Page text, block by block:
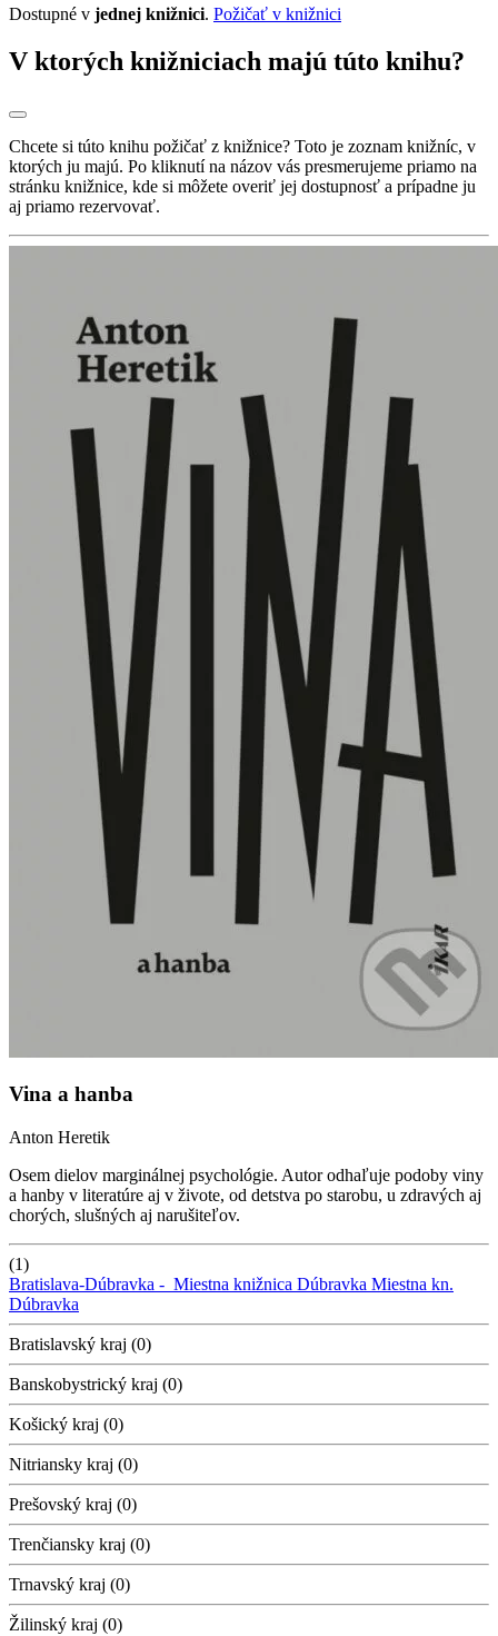
Dostupné v jednej knižnici. Požičať v knižnici
V ktorých knižniciach majú túto knihu?
Chcete si túto knihu požičať z knižnice? Toto je zoznam knižníc, v
ktorých ju majú. Po kliknutí na názov vás presmerujeme priamo na
stránku knižnice, kde si môžete overiť jej dostupnosť a prípadne ju
aj priamo rezervovať.
Vina a hanba
Anton Heretik
Osem dielov marginálnej psychológie. Autor odhaľuje podoby viny
a hanby v literatúre aj v živote, od detstva po starobu, u zdravých aj
chorých, slušných aj narušiteľov.
(1)
Bratislava-Dúbravka - Miestna knižnica Dúbravka Miestna kn.
Dúbravka
Bratislavský kraj (0)
Banskobystrický kraj (0)
Košický kraj (0)
Nitriansky kraj (0)
Prešovský kraj (0)
Trenčiansky kraj (0)
Trnavský kraj (0)
Žilinský kraj (0)